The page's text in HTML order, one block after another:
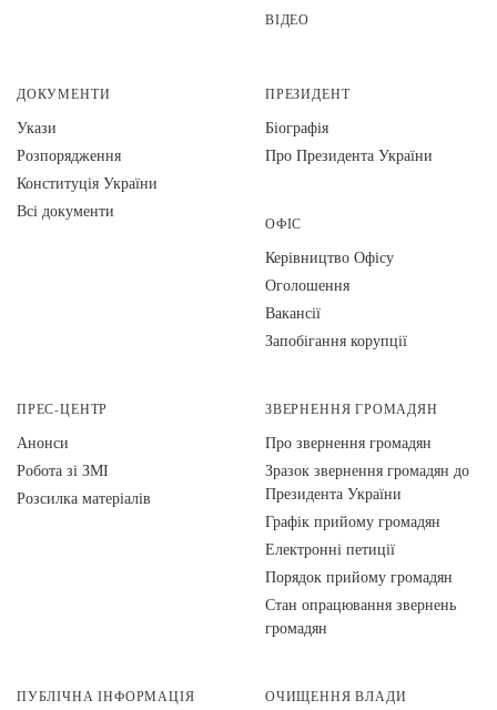
ВІДЕО
ДОКУМЕНТИ
Укази
Розпорядження
Конституція України
Всі документи
ПРЕЗИДЕНТ
Біографія
Про Президента України
ОФІС
Керівництво Офісу
Оголошення
Вакансії
Запобігання корупції
ПРЕС-ЦЕНТР
Анонси
Робота зі ЗМІ
Розсилка матеріалів
ЗВЕРНЕННЯ ГРОМАДЯН
Про звернення громадян
Зразок звернення громадян до
Президента України
Графік прийому громадян
Електронні петиції
Порядок прийому громадян
Стан опрацювання звернень
громадян
ПУБЛІЧНА ІНФОРМАЦІЯ ОЧИЩЕННЯ ВЛАДИ